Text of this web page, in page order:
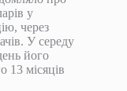
у
через
У середу
його
13 місяців